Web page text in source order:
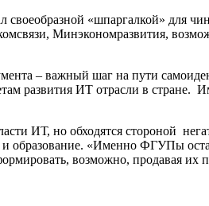
«шпаргалкой» для
Минэкономразвития,
– важный шаг на пути
развития ИТ отрасли в стране.
ИТ, но обходятся стороной
и образование. «Именно ФГУПы
возможно, продавая